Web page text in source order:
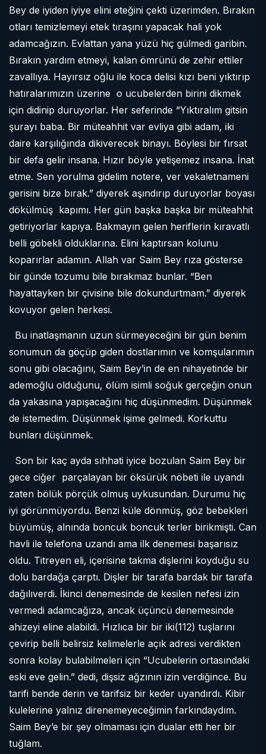
Bey de iyiden iyiye elini eteğini çekti üzerimden. Bırakın
otları temizlemeyi etek tıraşını yapacak hali yok
adamcağızın. Evlattan yana yüzü hiç gülmedi garibin.
Bırakın yardım etmeyi, kalan ömrünü de zehir ettiler
zavallıya. Hayırsız oğlu ile koca delisi kızı beni yıktırıp
hatıralarımızın üzerine o ucubelerden birini dikmek
için didinip duruyorlar. Her seferinde “Yıktıralım gitsin
şurayı baba. Bir müteahhit var evliya gibi adam, iki
daire karşılığında dikiverecek binayı. Böylesi bir fırsat
bir defa gelir insana. Hızır böyle yetişemez insana. İnat
etme. Sen yorulma gidelim notere, ver vekaletnameni
gerisini bize bırak.” diyerek aşındırıp duruyorlar boyası
dökülmüş kapımı. Her gün başka başka bir müteahhit
getiriyorlar kapıya. Bakmayın gelen heriflerin kıravatlı
belli göbekli olduklarına. Elini kaptırsan kolunu
koparırlar adamın. Allah var Saim Bey rıza gösterse
bir günde tozumu bile bırakmaz bunlar. “Ben
hayattayken bir çivisine bile dokundurtmam.” diyerek
kovuyor gelen herkesi.
Bu inatlaşmanın uzun sürmeyeceğini bir gün benim
sonumun da göçüp giden dostlarımın ve komşularımın
sonu gibi olacağını, Saim Bey’in de en nihayetinde bir
ademoğlu olduğunu, ölüm isimli soğuk gerçeğin onun
da yakasına yapışacağını hiç düşünmedim. Düşünmek
de istemedim. Düşünmek işime gelmedi. Korkuttu
bunları düşünmek.
Son bir kaç ayda sıhhati iyice bozulan Saim Bey bir
gece ciğer parçalayan bir öksürük nöbeti ile uyandı
zaten bölük pörçük olmuş uykusundan. Durumu hiç
iyi görünmüyordu. Benzi küle dönmüş, göz bebekleri
büyümüş, alnında boncuk boncuk terler birikmişti. Can
havli ile telefona uzandı ama ilk denemesi başarısız
oldu. Titreyen eli, içerisine takma dişlerini koyduğu su
dolu bardağa çarptı. Dişler bir tarafa bardak bir tarafa
dağılıverdi. İkinci denemesinde de kesilen nefesi izin
vermedi adamcağıza, ancak üçüncü denemesinde
ahizeyi eline alabildi. Hızlıca bir bir iki(112) tuşlarını
çevirip belli belirsiz kelimelerle açık adresi verdikten
sonra kolay bulabilmeleri için “Ucubelerin ortasındaki
eski eve gelin.” dedi, dişsiz ağzının izin verdiğince. Bu
tarifi bende derin ve tarifsiz bir keder uyandırdı. Kibir
kulelerine yalnız direnemeyeceğimin farkındaydım.
Saim Bey’e bir şey olmaması için dualar etti her bir
tuğlam.